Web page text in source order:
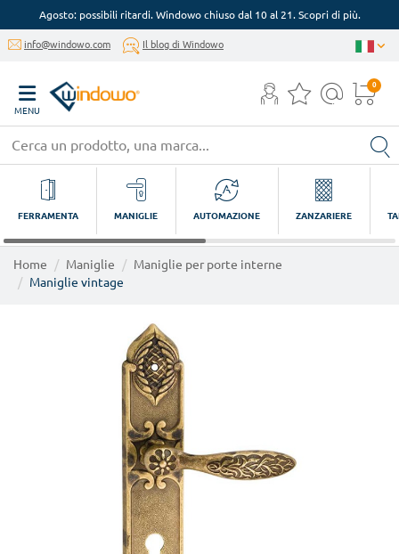
Agosto: possibili ritardi. Windowo chiuso dal 10 al 21. Scopri di più.
info@windowo.com Il blog di Windowo
MENU
0
FERRAMENTA MANIGLIE AUTOMAZIONE ZANZARIERE
Home Maniglie
Maniglie per porte interne
Maniglie vintage